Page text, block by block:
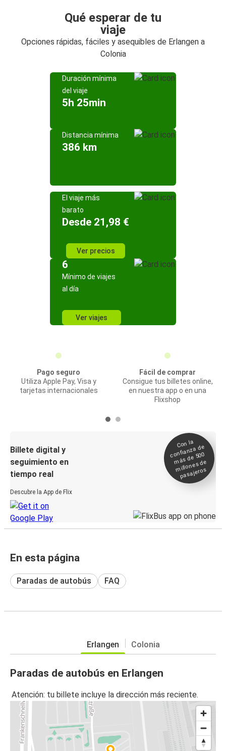
Qué esperar de tu
viaje
Opciones rápidas, fáciles y asequibles de Erlangen a
Colonia
Duración mínima
del viaje
5h 25min
Distancia mínima
386 km
El viaje más
barato
Desde 21,98 €
Ver precios
6
Mínimo de viajes
al día
Ver viajes
Pago seguro
Utiliza Apple Pay, Visa y
tarjetas internacionales
Fácil de comprar
Consigue tus billetes online,
en nuestra app o en una
Flixshop
Billete digital y
seguimiento en
tiempo real
Descubre la App de Flix
Con la
confianza de
más de 500
millones de
pasajeros
En esta página
Paradas de autobús FAQ
Erlangen Colonia
Paradas de autobús en Erlangen
Atención: tu billete incluye la dirección más reciente.